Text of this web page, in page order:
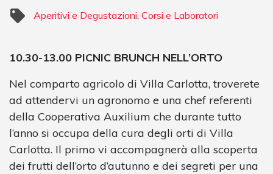
Aperitivi e Degustazioni Corsi e Laboratori
10.30-13.00 PICNIC BRUNCH NELL’ORTO
Nel comparto agricolo di Villa Carlotta, troverete
ad attendervi un agronomo e una chef referenti
della Cooperativa Auxilium che durante tutto
l’anno si occupa della cura degli orti di Villa
Carlotta. Il primo vi accompagnerà alla scoperta
dei frutti dell’orto d’autunno e dei segreti per una